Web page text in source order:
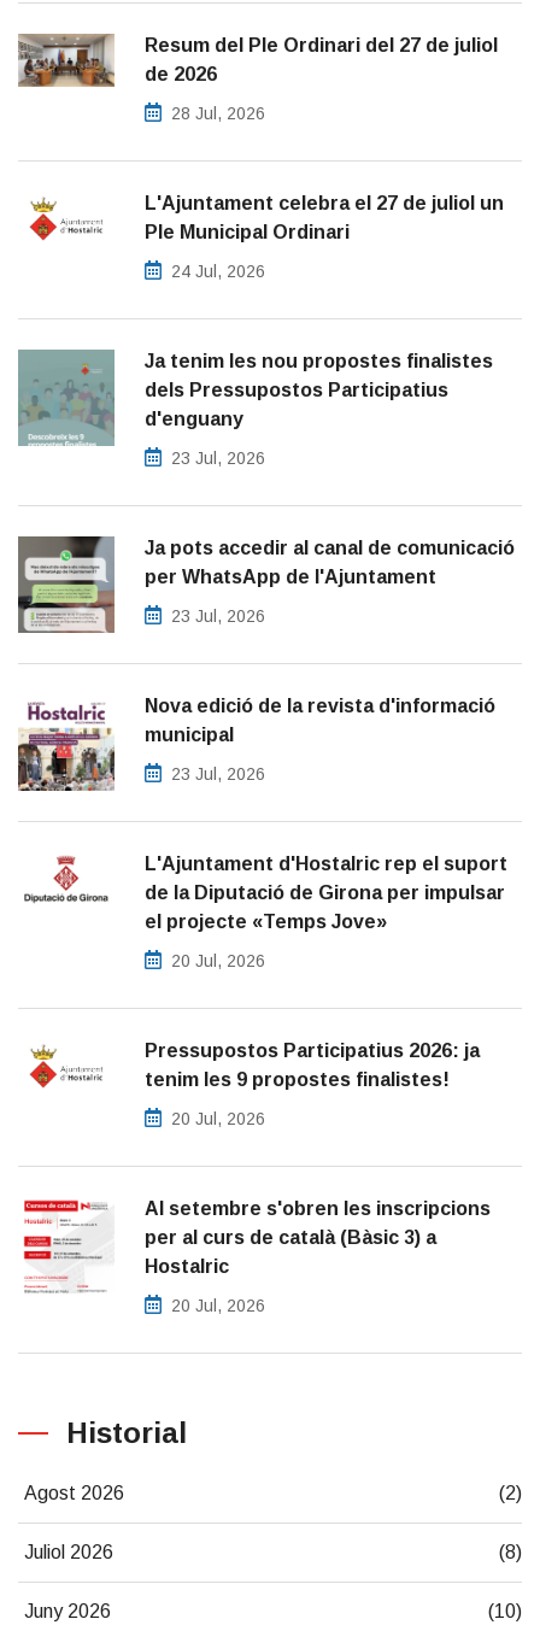
Resum del Ple Ordinari del 27 de juliol
de 2026
28 Jul, 2026
L'Ajuntament celebra el 27 de juliol un
Ple Municipal Ordinari
24 Jul, 2026
Ja tenim les nou propostes finalistes
dels Pressupostos Participatius
d'enguany
23 Jul, 2026
Ja pots accedir al canal de comunicació
per WhatsApp de l'Ajuntament
23 Jul, 2026
Nova edició de la revista d'informació
municipal
23 Jul, 2026
L'Ajuntament d'Hostalric rep el suport
de la Diputació de Girona per impulsar
el projecte «Temps Jove»
20 Jul, 2026
Pressupostos Participatius 2026: ja
tenim les 9 propostes finalistes!
20 Jul, 2026
Al setembre s'obren les inscripcions
per al curs de català (Bàsic 3) a
Hostalric
20 Jul, 2026
Historial
Agost 2026 (2)
Juliol 2026 (8)
Juny 2026 (10)